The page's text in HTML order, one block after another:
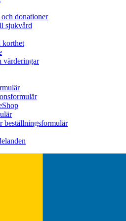
donationer
sjukvård
korthet
värderingar
beställningsformulär